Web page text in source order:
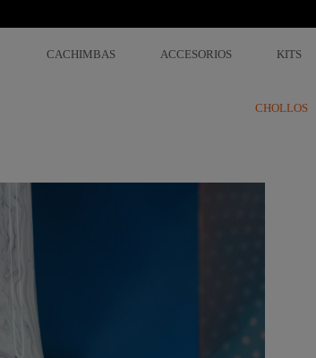
CACHIMBAS ACCESORIOS KITS
CHOLLOS